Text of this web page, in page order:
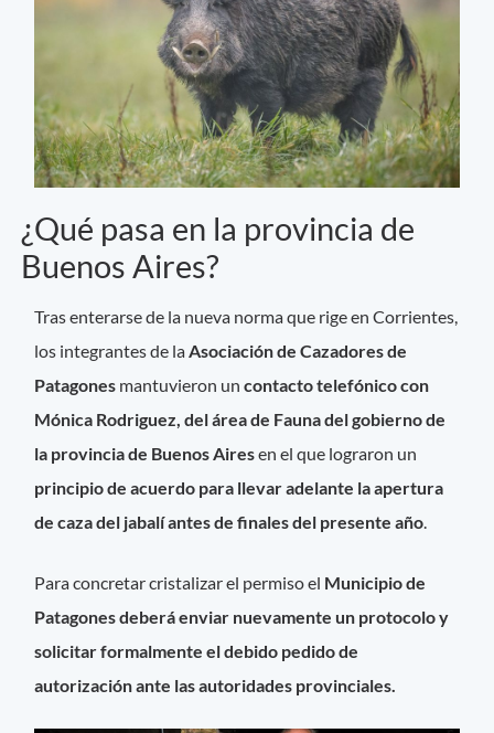
¿Qué pasa en la provincia de
Buenos Aires?
Tras enterarse de la nueva norma que rige en Corrientes,
los integrantes de la Asociación de Cazadores de
Patagones mantuvieron uncontacto telefónico con
Mónica Rodriguez, del área de Fauna del gobierno de
la provincia de Buenos Airesen el que lograron un
principio de acuerdo para llevar adelante la apertura
de caza del jabalí antes de finales del presente año
Para concretar cristalizar el permiso el Municipio de
Patagones deberá enviar nuevamente un protocolo y
solicitar formalmente el debido pedido de
autorización ante las autoridades provinciales.